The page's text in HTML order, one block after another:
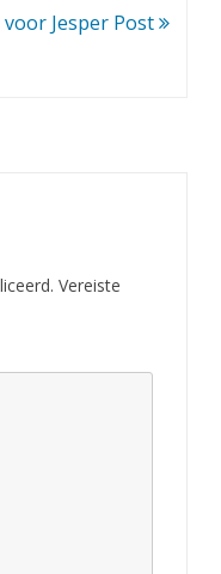
Jesper Post
Vereiste